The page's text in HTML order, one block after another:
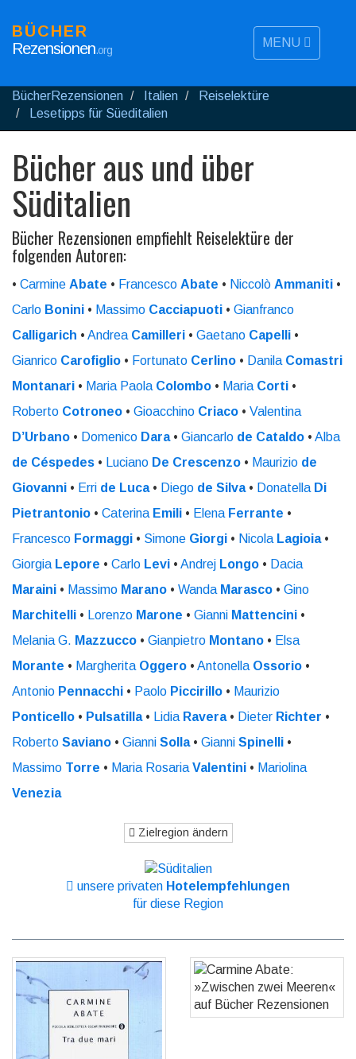
MENU
BÜCHER
Rezensionen.org
BücherRezensionen Italien
Reiselektüre
Lesetipps für Süeditalien
Bücher aus und über
Süditalien
Bücher Rezensionen empfiehlt Reiselektüre der
folgenden Autoren:
• Carmine Abate • Francesco Abate • Niccolò Ammaniti •
Carlo Bonini • Massimo Cacciapuoti • Gianfranco
Calligarich • Andrea Camilleri • Gaetano Capelli •
Gianrico Carofiglio • Fortunato Cerlino • Danila Comastri
Montanari • Maria Paola Colombo • Maria Corti •
Roberto Cotroneo • Gioacchino Criaco • Valentina
D’Urbano • Domenico Dara• Giancarlo de Cataldo • Alba
de Céspedes • Luciano De Crescenzo • Maurizio de
Giovanni • Erri de Luca• Diego de Silva• Donatella Di
Pietrantonio • Caterina Emili • Elena Ferrante •
Francesco Formaggi • Simone Giorgi • Nicola Lagioia•
Giorgia Lepore • Carlo Levi • Andrej Longo • Dacia
Maraini • Massimo Marano • Wanda Marasco • Gino
Marchitelli • Lorenzo Marone • Gianni Mattencini •
Melania G. Mazzucco • Gianpietro Montano • Elsa
Morante • Margherita Oggero • Antonella Ossorio •
Antonio Pennacchi • Paolo Piccirillo • Maurizio
Ponticello • Pulsatilla• Lidia Ravera• Dieter Richter •
Roberto Saviano • Gianni Solla• Gianni Spinelli •
Massimo Torre • Maria Rosaria Valentini • Mariolina
Venezia
Zielregion ändern
unsere privaten Hotelempfehlungen
für diese Region